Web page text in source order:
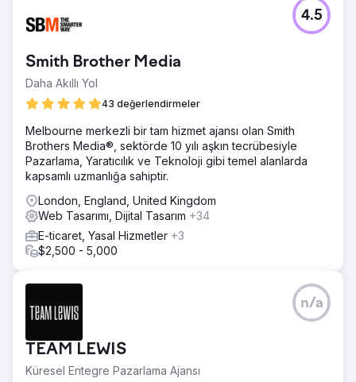
Projemizin başlangıcındaki web sitesi yeterli değildi.
İlk on iki ayda 0'dan 6 haneli gelirlere ulaşan başarı
si=w1YglFm2bW-xVHnP
Sonuç
"Birkaç yıl önce psikoterapi özel muayenehanemi
açtığımda web sitemi kurması için Bruno'yu işe aldım. O
zamanlar sadece birkaç müşterim vardı ve ilk önce
paradan tasarruf etmek için bir nezaretçi işe almaya
anlayamıyordu ve e-postalara sadece gecenin bir vakti
cevap verebiliyordu. Dersimi aldım ve Bruno'yu işe aldım.
O zamanlar web sitemi çok sevmiştim ve 4 yıl sonra hala
ona aşığım ve hiçbir şeyi değiştirmem."
Smith Brother Media
Daha Akıllı Yol
43 değerlendirmeler
4.5
Melbourne merkezli bir tam hizmet ajansı olan Smith
Brothers Media®, sektörde 10 yılı aşkın tecrübesiyle
Pazarlama, Yaratıcılık ve Teknoloji gibi temel alanlarda
kapsamlı uzmanlığa sahiptir.
London, England, United Kingdom
Web Tasarımı, Dijital Tasarım +34
E-ticaret, Yasal Hizmetler +3
$2,500 - 5,000
TEAM LEWIS
Küresel Entegre Pazarlama Ajansı
n/a